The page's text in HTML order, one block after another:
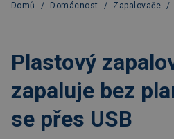
Domů / Domácnost / Zapalovače /
Plastový
zapaluje bez
se přes USB